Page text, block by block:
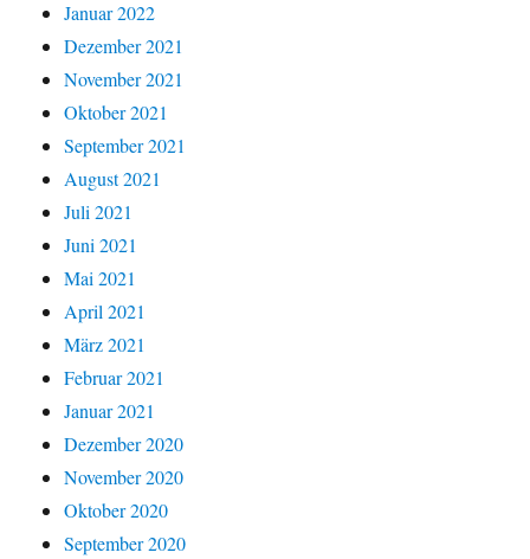
Januar 2022
Dezember 2021
November 2021
Oktober 2021
September 2021
August 2021
Juli 2021
Juni 2021
Mai 2021
April 2021
März 2021
Februar 2021
Januar 2021
Dezember 2020
November 2020
Oktober 2020
September 2020